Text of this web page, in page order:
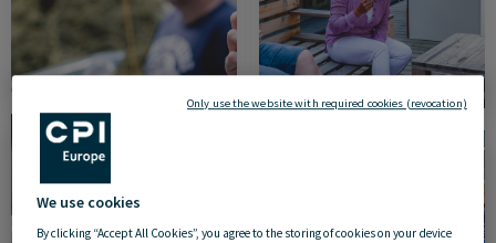
We use cookies
By clicking “Accept All Cookies”, you agree to the storing of cookies on your device
Only use the website with required cookies (revocation)